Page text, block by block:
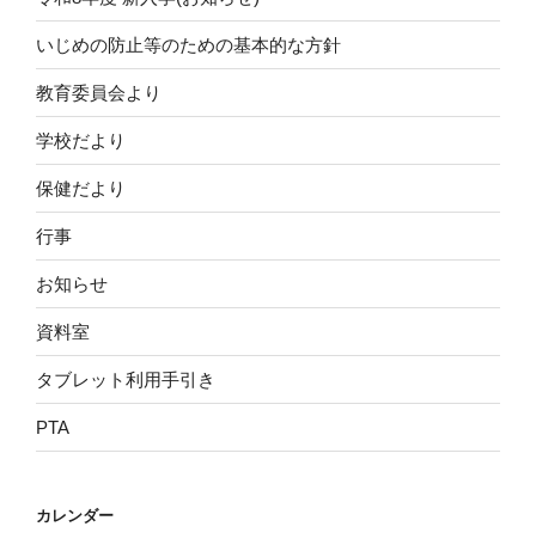
いじめの防止等のための基本的な方針
教育委員会より
学校だより
保健だより
行事
お知らせ
資料室
タブレット利用手引き
PTA
カレンダー